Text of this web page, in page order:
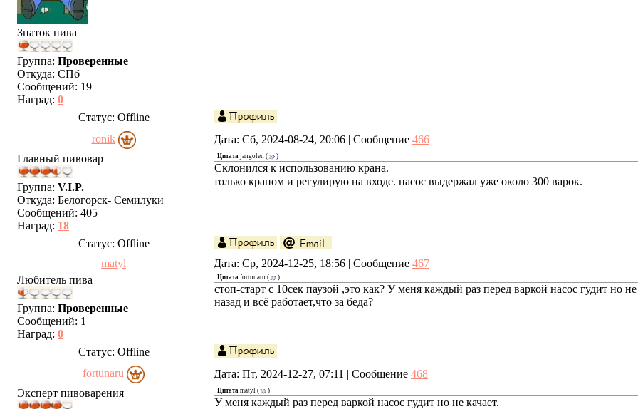
Знаток пива
Группа: Проверенные
Откуда: СПб
Сообщений: 19
Наград: 0
Статус: Offline
ronik
Дата: Сб, 2024-08-24, 20:06 | Сообщение 466
Главный пивовар
Группа: V.I.P.
Откуда: Белогорск- Семилуки
Сообщений: 405
Наград: 18
Цитата jangolen ( )
Склонился к использованию крана.
только краном и регулирую на входе. насос выдержал уже около 300 варок.
Статус: Offline
matyl
Дата: Ср, 2024-12-25, 18:56 | Сообщение 467
Любитель пива
Группа: Проверенные
Сообщений: 1
Наград: 0
Цитата fortunaru ( )
стоп-старт с 10сек паузой ,это как? У меня каждый раз перед варкой насос гудит но
назад и всё работает,что за беда?
Статус: Offline
fortunaru
Дата: Пт, 2024-12-27, 07:11 | Сообщение 468
Эксперт пивоварения
Цитата matyl ( )
У меня каждый раз перед варкой насос гудит но не качает.